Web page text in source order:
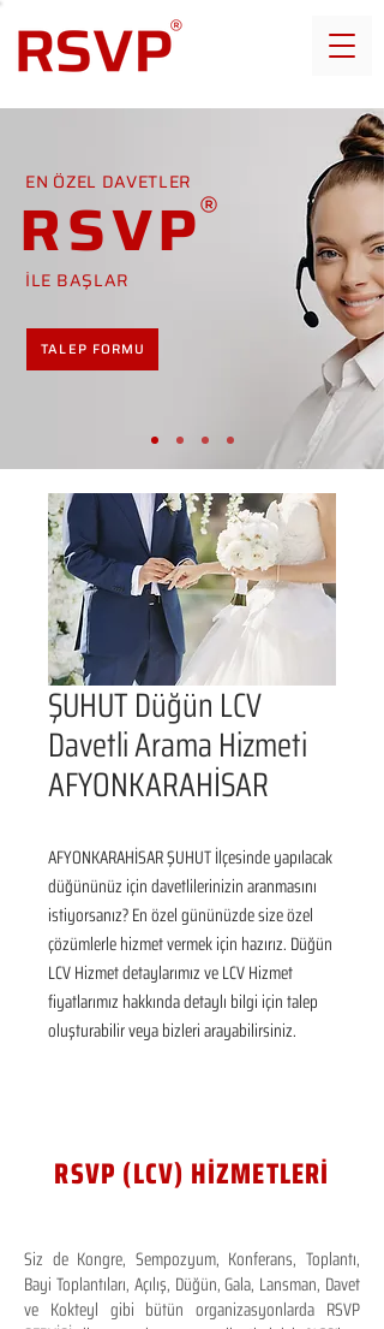
EN ÖZEL DAVETLER
RSVP
İLE BAŞLAR
TALEP FORMU
ŞUHUT Düğün LCV
Davetli Arama Hizmeti
AFYONKARAHİSAR
AFYONKARAHİSAR ŞUHUT İlçesinde yapılacak
düğününüz için davetlilerinizin aranmasını
istiyorsanız? En özel gününüzde size özel
çözümlerle hizmet vermek için hazırız. Düğün
LCV Hizmet detaylarımız ve LCV Hizmet
fiyatlarımız hakkında detaylı bilgi için talep
oluşturabilir veya bizleri arayabilirsiniz.
RSVP (LCV) HİZMETLERİ
Siz de Kongre, Sempozyum, Konferans, Toplantı,
Bayi Toplantıları, Açılış, Düğün, Gala, Lansman, Davet
ve Kokteyl gibi bütün organizasyonlarda RSVP